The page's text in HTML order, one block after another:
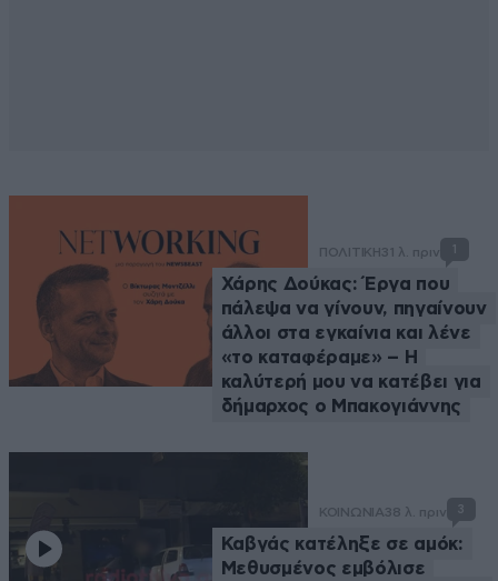
ΠΟΛΙΤΙΚΗ31 λ. πριν 1
Χάρης Δούκας: Έργα που
πάλεψα να γίνουν, πηγαίνουν
άλλοι στα εγκαίνια και λένε
«το καταφέραμε» – Η
καλύτερή μου να κατέβει για
δήμαρχος ο Μπακογιάννης
ΚΟΙΝΩΝΙΑ38 λ. πριν 3
Καβγάς κατέληξε σε αμόκ:
Μεθυσμένος εμβόλισε